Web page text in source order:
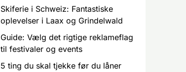
Skiferie i Schweiz: Fantastiske
oplevelser i Laax og Grindelwald
Guide: Vælg det rigtige reklameflag
til festivaler og events
5 ting du skal tjekke før du låner